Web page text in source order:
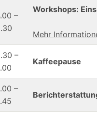
–
Workshops:
Mehr
–
Kaffeepause
–